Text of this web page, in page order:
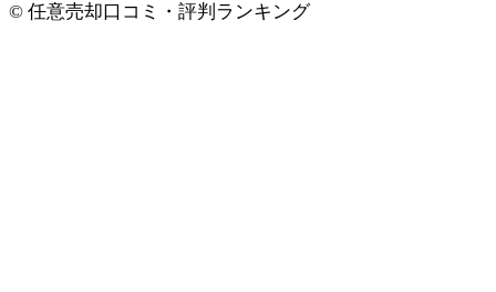
© 任意売却口コミ・評判ランキング